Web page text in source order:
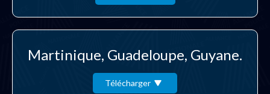
Martinique, Guadeloupe, Guyane.
Télécharger